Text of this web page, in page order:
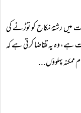
رشتۂ نکاح کو توڑنے کی
وہ یہ تقاضا کرتی ہے کہ
ممکنہ پہلوؤں...